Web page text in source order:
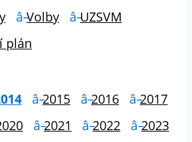
Volby
UZSVM
plán
2015 2016
2017
2021 2022
2023